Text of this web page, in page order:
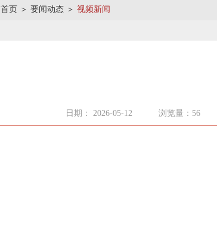
首页 ＞ 要闻动态 ＞ 视频新闻
日期： 2026-05-12 浏览量：56